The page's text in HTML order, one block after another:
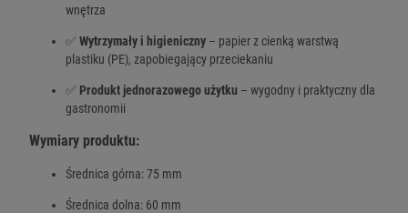
wnętrza
✅Wytrzymały i higieniczny – papier z cienką warstwą
plastiku (PE), zapobiegający przeciekaniu
✅ Produkt jednorazowego użytku – wygodny i praktyczny dla
gastronomii
Wymiary produktu:
Średnica górna: 75 mm
Średnica dolna: 60 mm